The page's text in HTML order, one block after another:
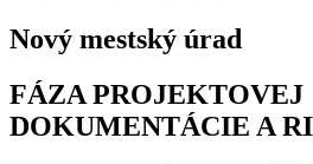
Nový mestský úrad
FÁZA PROJEKTOVEJ
DOKUMENTÁCIE A